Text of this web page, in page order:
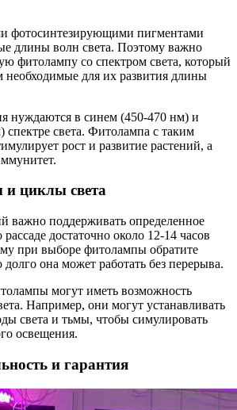
фотосинтезирующими пигментами
длины волн света. Поэтому важно
фитолампу со спектром света, который
необходимые для их развития длины
нуждаются в синем (450-470 нм) и
спектре света. Фитолампа с таким
рост и развитие растений, а
и циклы света
важно поддерживать определенное
достаточно около 12-14 часов
при выборе фитолампы обратите
она может работать без перерыва.
могут иметь возможность
Например, они могут устанавливать
света и тьмы, чтобы симулировать
освещения.
и гарантия